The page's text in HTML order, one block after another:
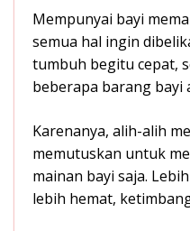
Mempunyai bayi
semua hal ingin
tumbuh begitu cepat,
beberapa barang bayi
Karenanya, alih-alih
memutuskan untuk
mainan bayi saja.
lebih hemat,